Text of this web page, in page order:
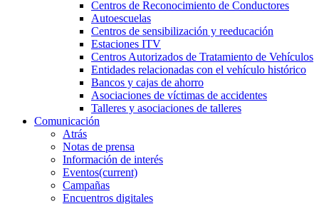
Centros de Reconocimiento de Conductores
Autoescuelas
Centros de sensibilización y reeducación
Estaciones ITV
Centros Autorizados de Tratamiento de Vehículos
Entidades relacionadas con el vehículo histórico
Bancos y cajas de ahorro
Asociaciones de víctimas de accidentes
Talleres y asociaciones de talleres
Comunicación
Atrás
Notas de prensa
Información de interés
Eventos(current)
Campañas
Encuentros digitales